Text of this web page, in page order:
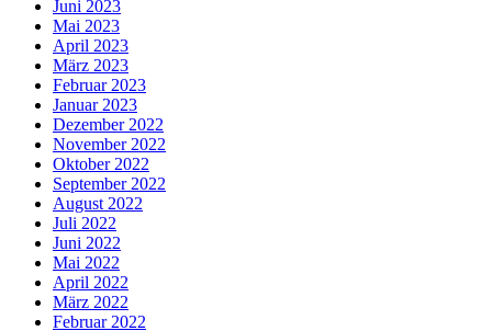
Juni 2023
Mai 2023
April 2023
März 2023
Februar 2023
Januar 2023
Dezember 2022
November 2022
Oktober 2022
September 2022
August 2022
Juli 2022
Juni 2022
Mai 2022
April 2022
März 2022
Februar 2022